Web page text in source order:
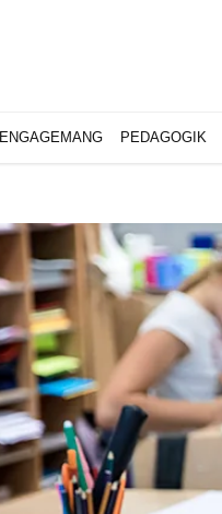
ENGAGEMANG PEDAGOGIK